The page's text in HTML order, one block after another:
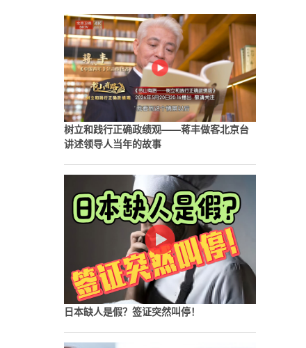
树立和践行正确政绩观——蒋丰做客北京台
讲述领导人当年的故事
日本缺人是假？签证突然叫停！